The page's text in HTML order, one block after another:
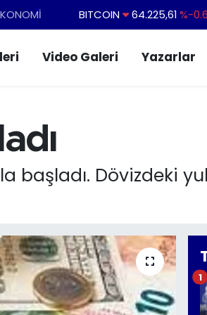
BITCOIN 64.225,61 %-
EURO
55,0317 %-
Video Galeri Yazarlar
Dövizdeki
1